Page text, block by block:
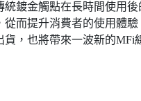
統鍍金觸點在長時間使用
從而提升消費者的使用體驗
貨，也將帶來一波新的MFi